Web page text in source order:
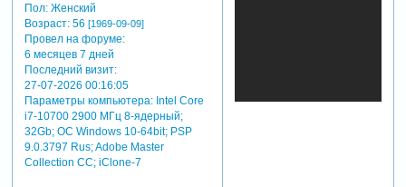
Пол:Женский
Возраст:56 [1969-09-09]
Провел на форуме:
6 месяцев 7 дней
Последний визит:
27-07-2026 00:16:05
Параметры компьютера:Intel Core
i7-10700 2900 МГц 8-ядерный;
32Gb; ОС Windows 10-64bit; PSP
9.0.3797 Rus; Adobe Master
Collection СС; iClone-7